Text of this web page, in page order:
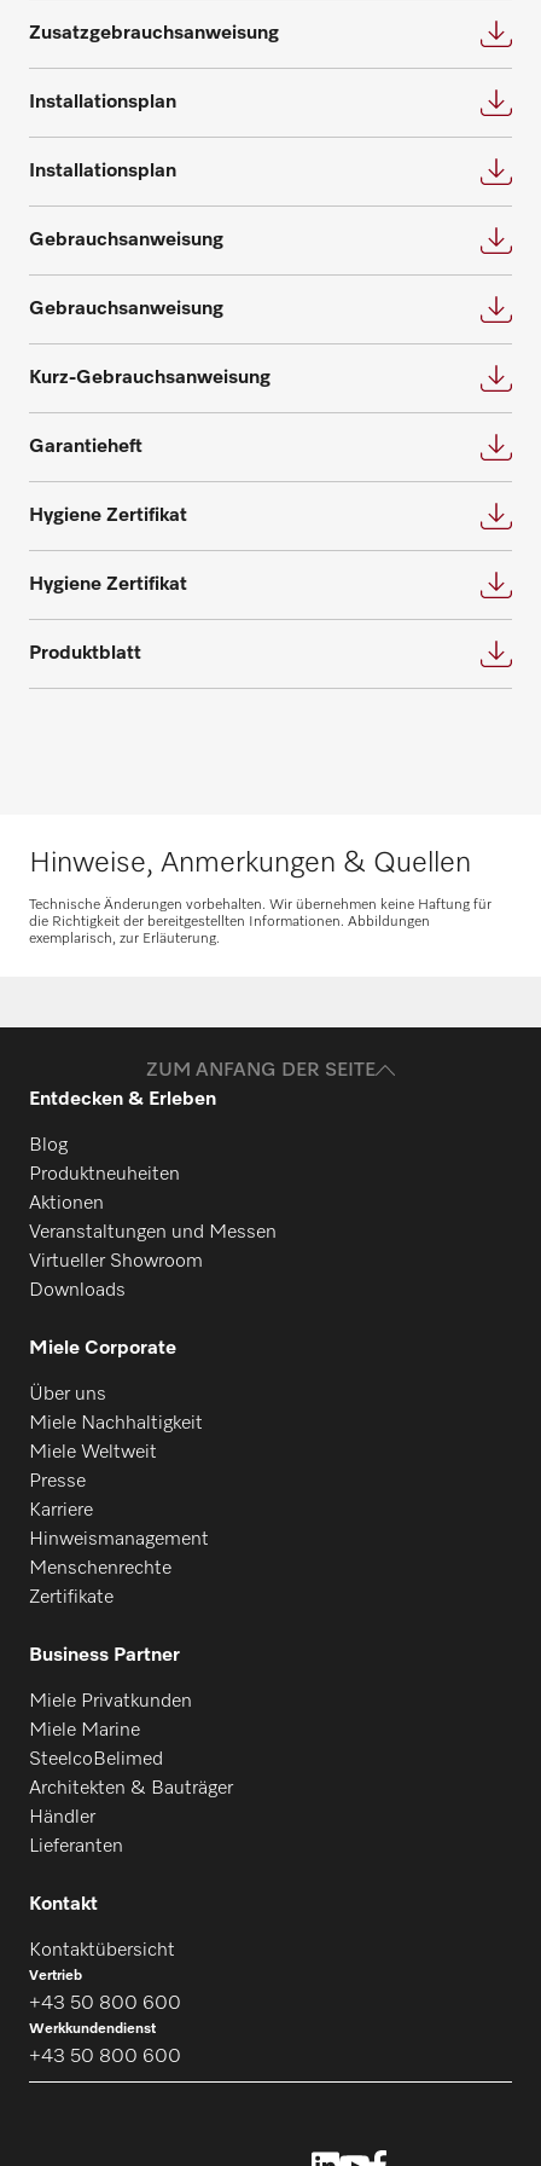
Beratung anfragen
Ersatzteile anfragen
Benötigen Sie Ersatzteile für Ihre
Bedarf und beantworten gerne weitere
Nehmen Sie Kontakt auf
Zusatzgebrauchsanweisung
Installationsplan
Installationsplan
Gebrauchsanweisung
Gebrauchsanweisung
Kurz-Gebrauchsanweisung
Garantieheft
Hygiene Zertifikat
Hygiene Zertifikat
Produktblatt
Hinweise, Anmerkungen & Quellen
Technische Änderungen vorbehalten. Wir übernehmen keine Haftung für
die Richtigkeit der bereitgestellten Informationen. Abbildungen
exemplarisch, zur Erläuterung.
ZUM ANFANG DER SEITE
Entdecken & Erleben
Blog
Produktneuheiten
Aktionen
Veranstaltungen und Messen
Virtueller Showroom
Downloads
Miele Corporate
Über uns
Miele Nachhaltigkeit
Miele Weltweit
Presse
Karriere
Hinweismanagement
Menschenrechte
Zertifikate
Business Partner
Miele Privatkunden
Miele Marine
SteelcoBelimed
Architekten & Bauträger
Händler
Lieferanten
Kontakt
Kontaktübersicht
Vertrieb
+43 50 800 600
Werkkundendienst
+43 50 800 600